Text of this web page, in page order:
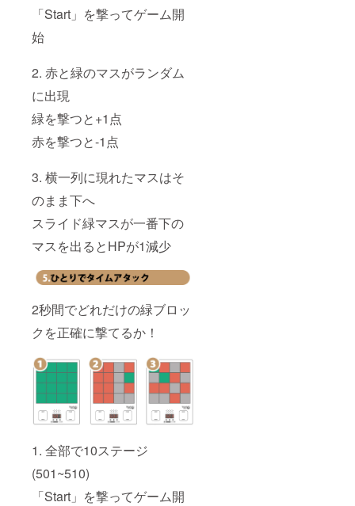
「Start」を撃ってゲーム開
始
2. 赤と緑のマスがランダム
に出現
緑を撃つと+1点
赤を撃つと-1点
3. 横一列に現れたマスはそ
のまま下へ
スライド緑マスが一番下の
マスを出るとHPが1減少
2秒間でどれだけの緑ブロッ
クを正確に撃てるか！
1. 全部で10ステージ
(501~510)
「Start」を撃ってゲーム開